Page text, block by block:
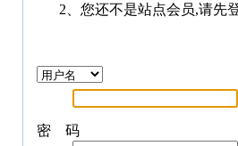
2、您还不是站点会员,请先
密 码